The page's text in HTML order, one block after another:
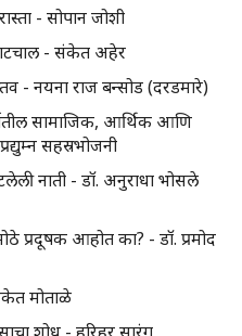
- सोपान जोशी
- संकेत अहेर
- नयना राज बन्सोड (दरडमारे)
सामाजिक, आर्थिक आणि
सहस्रभोजनी
नाती - डॉ. अनुराधा भोसले
प्रदूषक आहोत का? - डॉ. प्रमोद
मोताळे